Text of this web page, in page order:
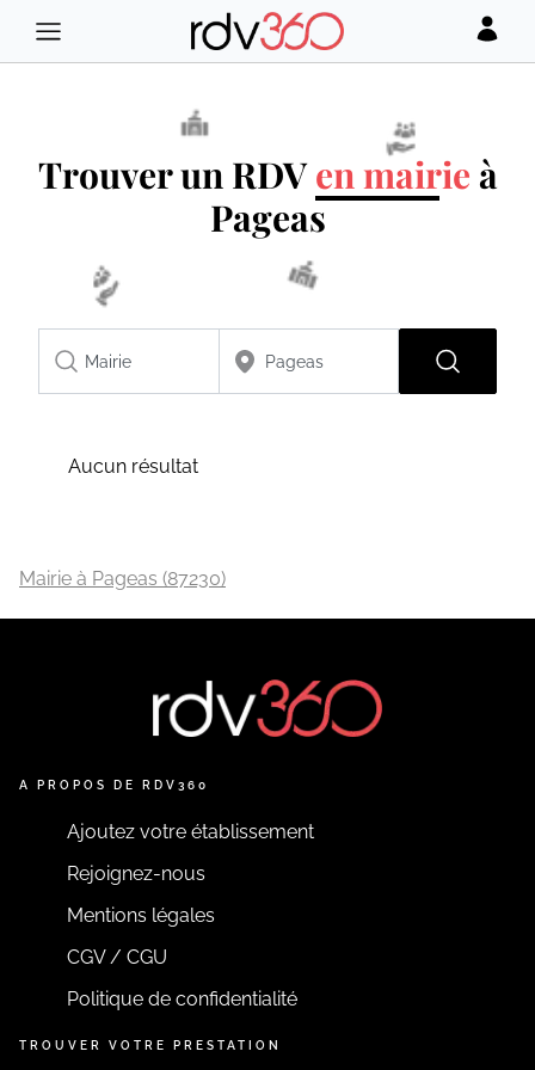
Trouver un RDVen mairie à
Pageas
Aucun résultat
Mairie à Pageas (87230)
A PROPOS DE RDV360
Ajoutez votre établissement
Rejoignez-nous
Mentions légales
CGV / CGU
Politique de confidentialité
TROUVER VOTRE PRESTATION